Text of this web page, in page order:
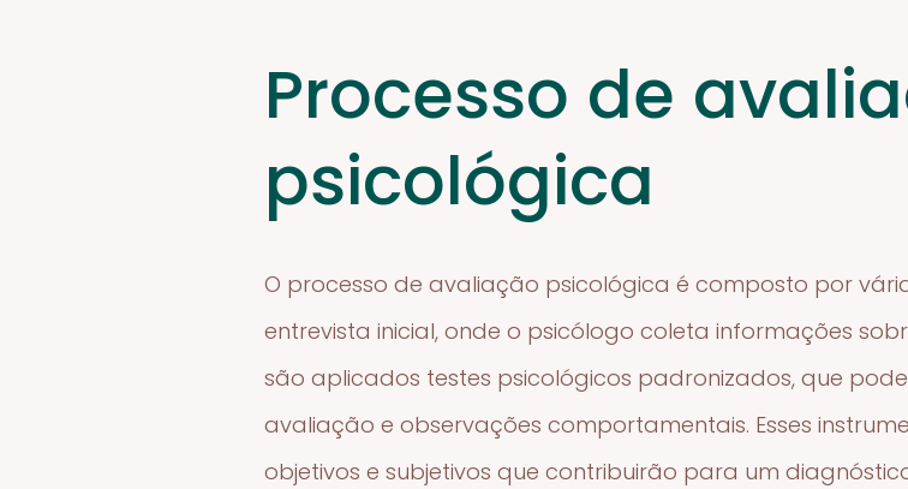
Processo de
psicológica
O processo de avaliação psicológica é composto por
entrevista inicial, onde o psicólogo coleta informações
são aplicados testes psicológicos padronizados, que
avaliação e observações comportamentais. Esses
objetivos e subjetivos que contribuirão para um